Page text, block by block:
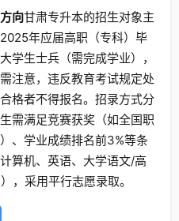
向甘肃专升本的招生对象主
年应届高职（专科）毕
学生士兵（需完成学业），
注意，违反教育考试规定处
格者不得报名。招录方式分
需满足竞赛获奖（如全国职
、学业成绩排名前3%等条
算机、英语、大学语文/高
，采用平行志愿录取。